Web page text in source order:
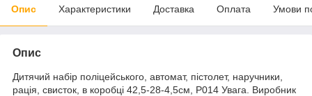
Опис Характеристики Доставка Оплата Умови
Опис
Дитячий набір поліцейського, автомат, пістолет, наручники,
рація, свисток, в коробці 42,5-28-4,5см, P014 Увага. Виробник